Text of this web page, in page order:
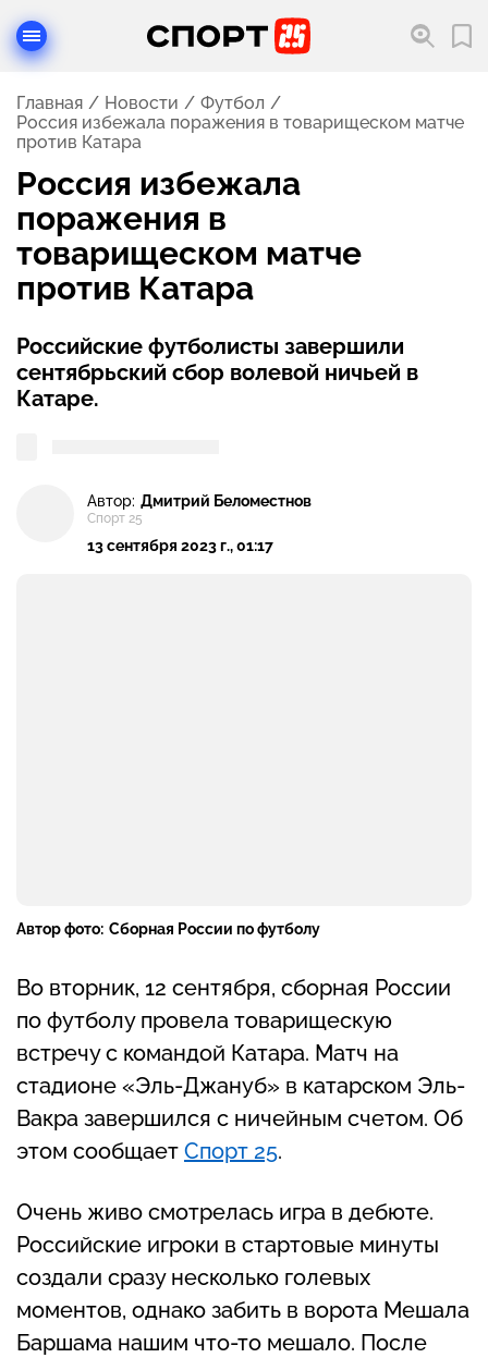
Главная Новости
Футбол
Россия избежала поражения в товарищеском матче
против Катара
Россия избежала
поражения в
товарищеском матче
против Катара
Российские футболисты завершили
сентябрьский сбор волевой ничьей в
Катаре.
Автор: Дмитрий Беломестнов
Спорт 25
13 сентября 2023 г., 01:17
Автор фото: Сборная России по футболу
Во вторник, 12 сентября, сборная России
по футболу провела товарищескую
встречу с командой Катара. Матч на
стадионе «Эль-Джануб» в катарском Эль-
Вакра завершился с ничейным счетом. Об
этом сообщает Спорт 25.
Очень живо смотрелась игра в дебюте.
Российские игроки в стартовые минуты
создали сразу несколько голевых
моментов, однако забить в ворота Мешала
Баршама нашим что-то мешало. После